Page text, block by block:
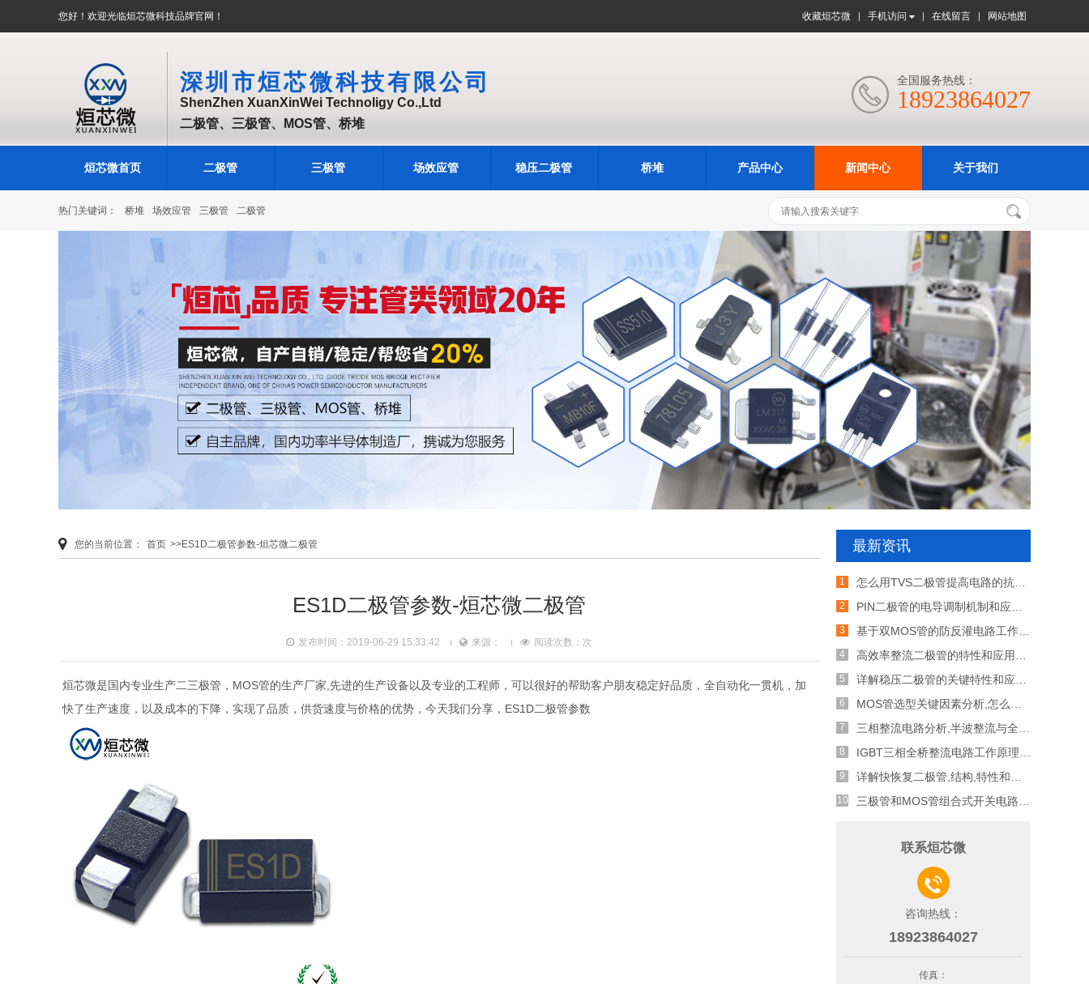
您好！欢迎光临烜芯微科技品牌官网！ 收藏烜芯微 手机访问 在线留言 网站地图
深圳市烜芯微科技有限公司
ShenZhen XuanXinWei Technoligy Co.,Ltd
二极管、三极管、MOS管、桥堆
 全国服务热线：
18923864027
烜芯微首页 二极管 三极管 场效应管 稳压二极管 桥堆 产品中心 新闻中心 关于我们
热门关键词： 桥堆 场效应管 三极管 二极管
您的当前位置： 首页 >>ES1D二极管参数-烜芯微二极管
ES1D二极管参数-烜芯微二极管
发布时间：2019-06-29 15:33:42 来源： 阅读次数： 次
烜芯微是国内专业生产二三极管，MOS管的生产厂家,先进的生产设备以及专业的工程师，可以很好的帮助客户朋友稳定好品质，全自动化一贯机，加
快了生产速度，以及成本的下降，实现了品质，供货速度与价格的优势，今天我们分享，ES1D二极管参数
最新资讯
怎么用TVS二极管提高电路的抗突波能力
PIN二极管的电导调制机制和应用介绍
基于双MOS管的防反灌电路工作原理介绍
高效率整流二极管的特性和应用介绍
详解稳压二极管的关键特性和应用原理
MOS管选型关键因素分析,怎么选择合适的参数
三相整流电路分析,半波整流与全波整流的工作原理
IGBT三相全桥整流电路工作原理介绍
详解快恢复二极管,结构,特性和应用介绍
三极管和MOS管组合式开关电路分析
联系烜芯微

咨询热线：
18923864027
传真：